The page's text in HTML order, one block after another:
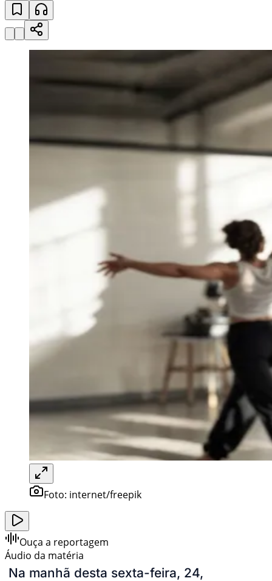
Foto: internet/freepik
Ouça a reportagem
Áudio da matéria
Na manhã desta sexta-feira, 24,